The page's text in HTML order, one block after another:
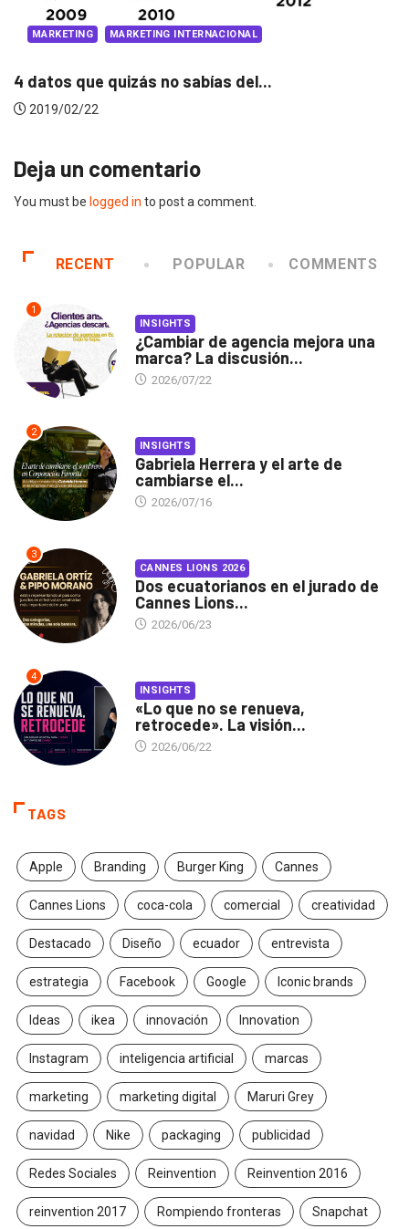
Lux Awards 2019
MARKETING
4 datos que quizás no
Deja un comentario
You must be logged in to post a comment.
RECENT POPULAR COMMENTS
1
INSIGHTS
¿Cambiar de agencia mejora una
marca? La discusión...
2026/07/22
2
INSIGHTS
Gabriela Herrera y el arte de
cambiarse el...
2026/07/16
3
CANNES LIONS 2026
Dos ecuatorianos en el jurado de
Cannes Lions...
2026/06/23
4
INSIGHTS
«Lo que no se renueva,
retrocede». La visión...
2026/06/22
TAGS
Apple Branding Burger King Cannes
Cannes Lions coca-cola comercial creatividad
Destacado Diseño ecuador entrevista
estrategia Facebook Google Iconic brands
Ideas ikea innovación Innovation
Instagram inteligencia artificial marcas
marketing marketing digital Maruri Grey
navidad Nike packaging publicidad
Redes Sociales Reinvention Reinvention 2016
reinvention 2017 Rompiendo fronteras Snapchat